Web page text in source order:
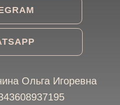
Ольга Игоревна